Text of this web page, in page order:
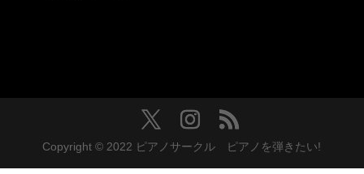
Copyright © 2022 ピアノサークル ピアノを弾きたい!